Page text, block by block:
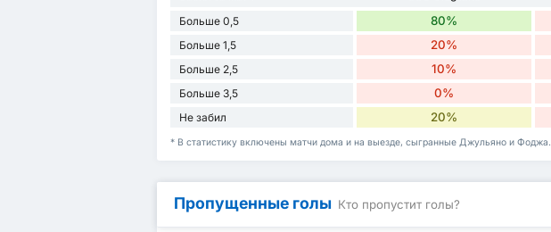
Больше 0,5
80%
Больше 1,5 20%
Больше 2,5 10%
Больше 3,5 0%
Не забил 20%
* В статистику включены матчи дома и на выезде, сыгранные Джульяно и Фоджа.
Пропущенные голы Кто пропустит голы?